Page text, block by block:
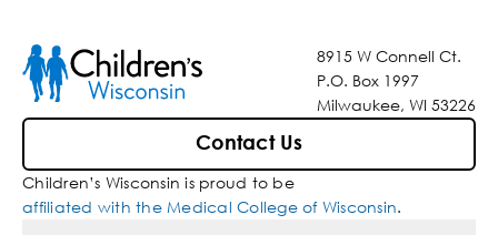
8915 W Connell Ct.
P.O. Box 1997
Milwaukee, WI 53226
Contact Us
Children’s Wisconsin is proud to be
affiliated with the Medical College of Wisconsin.